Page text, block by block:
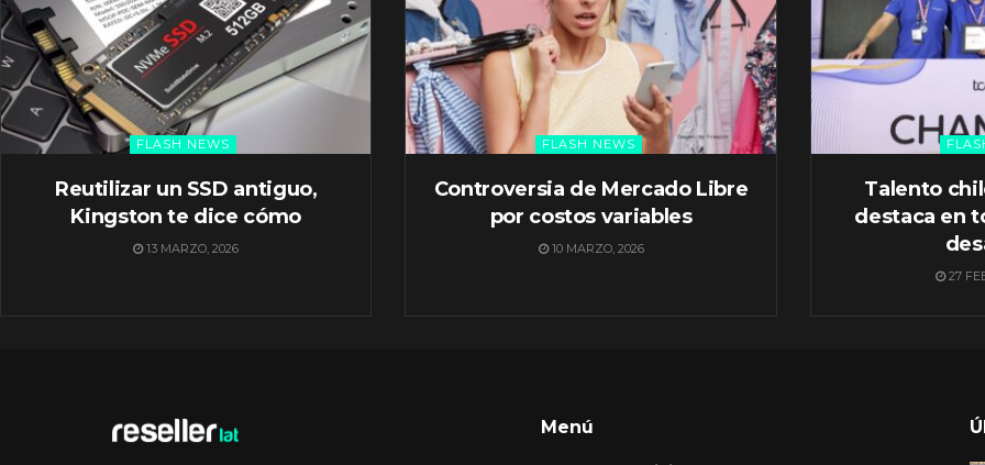
FLASH NEWS
Reutilizar un SSD antiguo,
Kingston te dice cómo
13 MARZO, 2026
FLASH NEWS
Controversia de Mercado Libre
por costos variables
10 MARZO, 2026
Talento
destaca en
27
Menú